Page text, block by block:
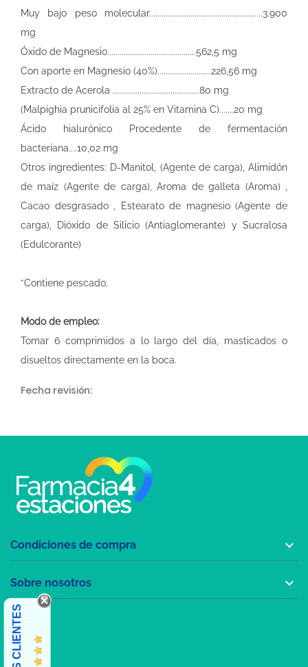
Muy bajo peso molecular.......................................................3.900
mg
Óxido de Magnesio...........................................562,5 mg
Con aporte en Magnesio (40%)..........................226,56 mg
Extracto de Acerola ..........................................80 mg
(Malpighia prunicifolia al 25% en Vitamina C).......20 mg
Ácido hialurónico Procedente de fermentación
bacteriana....10,02 mg
Otros ingredientes: D-Manitol, (Agente de carga), Alimidón
de maíz (Agente de carga), Aroma de galleta (Aroma) ,
Cacao desgrasado , Estearato de magnesio (Agente de
carga), Dióxido de Silicio (Antiaglomerante) y Sucralosa
(Edulcorante)
*Contiene pescado.
Modo de empleo:
Tomar 6 comprimidos a lo largo del día, masticados o
disueltos directamente en la boca.
Fecha revisión:
Condiciones de compra 
Sobre nosotros 